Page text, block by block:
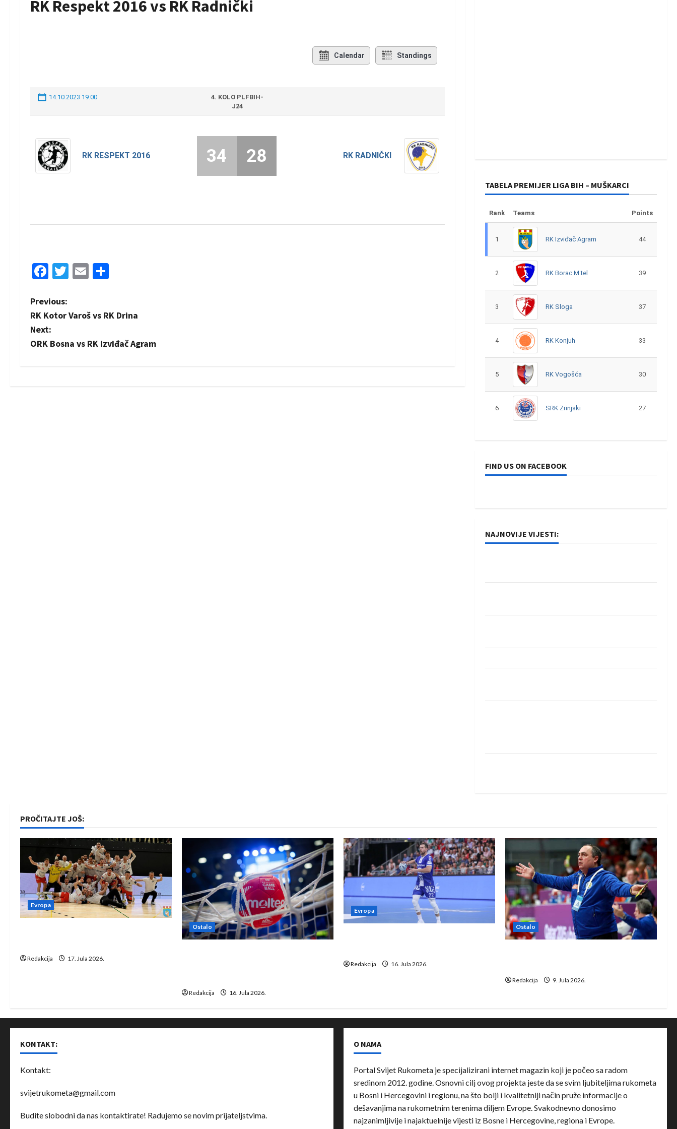
RK Respekt 2016 vs RK Radnički
Calendar Standings
14.10.2023 19:00
4. KOLO PLFBIH-
J24
RK RESPEKT 2016 RK RADNIČKI
34 28
Facebook
Twitter
Email
P
o
s
Previous:
RK Kotor Varoš vs RK Drina
Next:
ORK Bosna vs RK Izviđač Agram
TABELA PREMIJER LIGA BIH – MUŠKARCI
Rank Teams Points
1 RK Izviđač Agram 44
2 RK Borac M:tel 39
3 RK Sloga 37
4 RK Konjuh 33
5 RK Vogošća 30
6 SRK Zrinjski 27
FIND US ON FACEBOOK
NAJNOVIJE VIJESTI:
PROČITAJTE JOŠ:
Evropa
Redakcija 17. Jula 2026.
Ostalo
Redakcija 16. Jula 2026.
Evropa
Redakcija 16. Jula 2026.
Ostalo
Redakcija 9. Jula 2026.
KONTAKT:
Kontakt:
svijetrukometa@gmail.com
Budite slobodni da nas kontaktirate! Radujemo se novim prijateljstvima.
O NAMA
Portal Svijet Rukometa je specijalizirani internet magazin koji je počeo sa radom
sredinom 2012. godine. Osnovni cilj ovog projekta jeste da se svim ljubiteljima rukometa
u Bosni i Hercegovini i regionu, na što bolji i kvalitetniji način pruže informacije o
dešavanjima na rukometnim terenima diljem Evrope. Svakodnevno donosimo
najzanimljivije i najaktuelnije vijesti iz Bosne i Hercegovine, regiona i Evrope.